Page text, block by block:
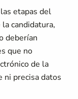
etapas del
candidatura,
deberían
que no
de la
ni precisa datos